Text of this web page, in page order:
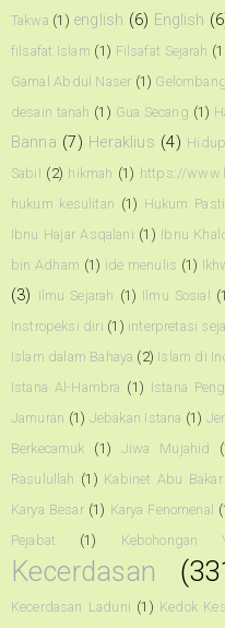
Takwa (1) english (6) English
filsafat Islam (1) Filsafat Sejarah
Gamal Abdul Naser (1)
desain tanah (1) Gua Secang (1)
Banna (7) Heraklius (4)
Sabil
(2) hikmah (1) https://
hukum kesulitan (1) Hukum Pasti
Ibnu Hajar Asqalani (1) Ibnu
bin Adham (1) ide menulis (1)
(3) Ilmu Sejarah (1) Ilmu Sosial
Instropeksi diri (1) interpretasi
Islam dalam Bahaya (2) Islam di
Istana Al-Hambra (1) Istana
Jamuran (1) Jebakan Istana (1)
Berkecamuk
(1) Jiwa Mujahid
Rasulullah (1) Kabinet Abu Bakar
Karya Besar (1) Karya Fenomenal
Pejabat
(1) Kebohongan
Kecerdasan
Kecerdasan Laduni (1) Kedok